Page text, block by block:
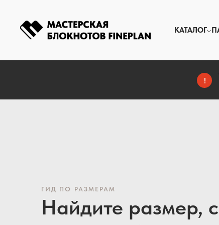
КАТАЛОГ
!
ГИД ПО РАЗМЕРАМ
Найдите размер,